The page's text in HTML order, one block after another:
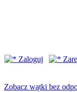
Zaloguj
Zobacz wątki bez